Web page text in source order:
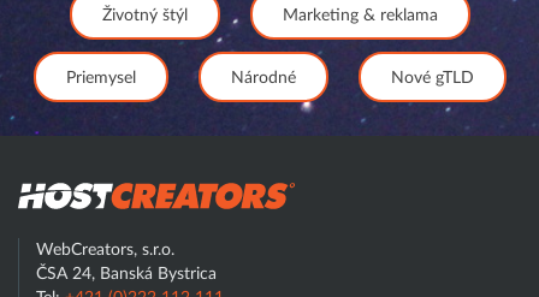
Životný štýl Marketing & reklama
Priemysel Národné Nové gTLD
WebCreators, s.r.o.
ČSA 24, Banská Bystrica